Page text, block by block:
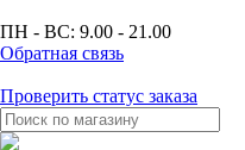
ПН - ВС: 9.00 - 21.00
Обратная связь
Проверить статус заказа